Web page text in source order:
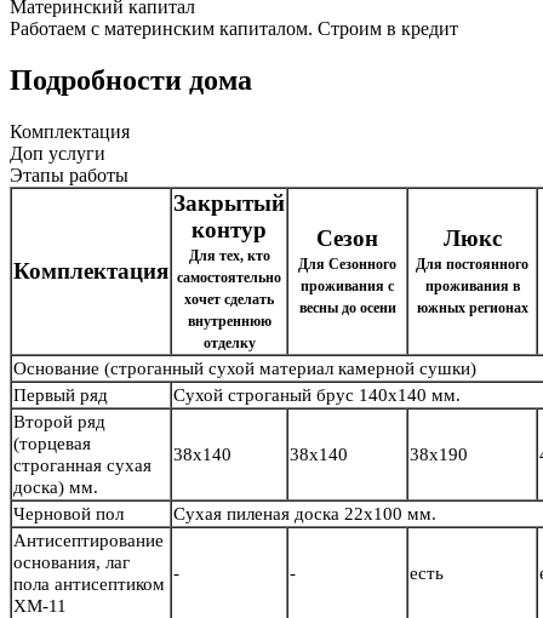
Материнский капитал
Работаем с материнским капиталом. Строим в кредит
Подробности дома
Комплектация
Доп услуги
Этапы работы
Комплектация
Закрытый
контур
Для тех, кто
самостоятельно
хочет сделать
внутреннюю
отделку
Сезон
Для Сезонного
проживания с
весны до осени
Люкс
Для постоянного
проживания в
южных регионах
Основание (строганный сухой материал камерной сушки)
Первый ряд
Сухой строганый брус 140х140 мм.
Второй ряд
(торцевая
строганная сухая
доска) мм.
38х140 38х140 38х190
Черновой пол
Сухая пиленая доска 22х100 мм.
Антисептирование
основания, лаг
пола антисептиком
ХМ-11
- - есть